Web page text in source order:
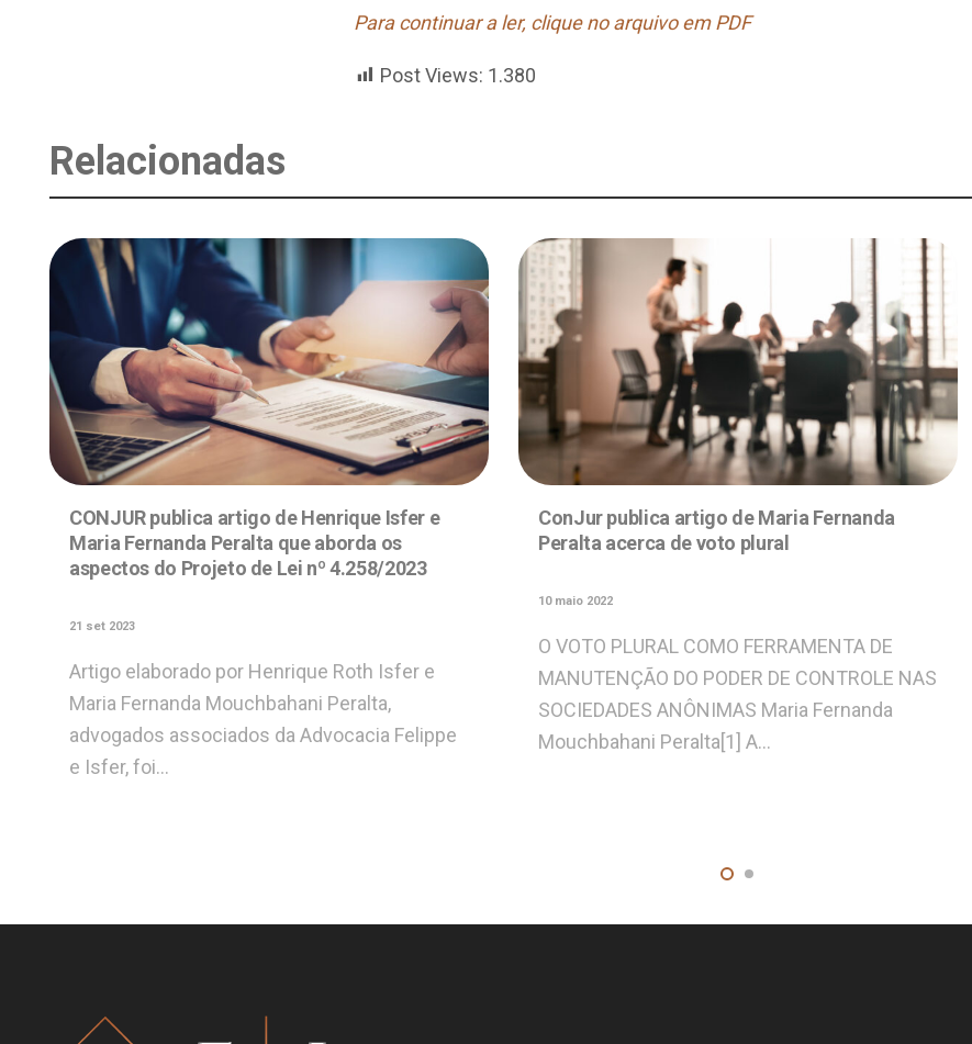
Para continuar a ler, clique no arquivo em PDF
Post Views: 1.380
Relacionadas
CONJUR publica artigo de Henrique Isfer e
Maria Fernanda Peralta que aborda os
aspectos do Projeto de Lei nº 4.258/2023
21 set 2023
Artigo elaborado por Henrique Roth Isfer e
Maria Fernanda Mouchbahani Peralta,
advogados associados da Advocacia Felippe
e Isfer, foi…
ConJur publica artigo de Maria Fernanda
Peralta acerca de voto plural
10 maio 2022
O VOTO PLURAL COMO FERRAMENTA DE
MANUTENÇÃO DO PODER DE CONTROLE NAS
SOCIEDADES ANÔNIMAS Maria Fernanda
Mouchbahani Peralta[1] A…